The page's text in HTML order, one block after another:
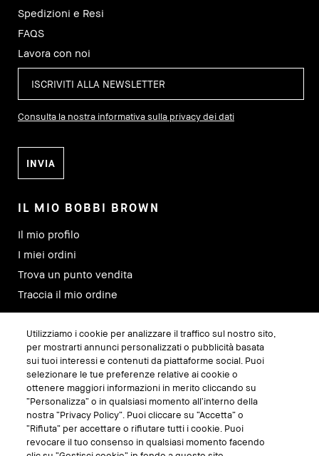
Spedizioni e Resi
FAQS
Lavora con noi
Consulta la nostra informativa sulla privacy dei dati
IL MIO BOBBI BROWN
Il mio profilo
I miei ordini
Trova un punto vendita
Traccia il mio ordine
SEGUICI SU
Utilizziamo i cookie per analizzare il traffico sul nostro sito,
per mostrarti annunci personalizzati o pubblicità basata
sui tuoi interessi e contenuti da piattaforme social. Puoi
selezionare le tue preferenze relative ai cookie o
ottenere maggiori informazioni in merito cliccando su
“Personalizza” o in qualsiasi momento all’interno della
nostra “Privacy Policy”. Puoi cliccare su “Accetta” o
“Rifiuta” per accettare o rifiutare tutti i cookie. Puoi
revocare il tuo consenso in qualsiasi momento facendo